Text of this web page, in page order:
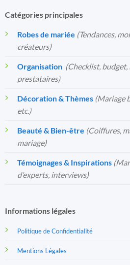
Catégories principales
Robes de mariée (Tendances,
créateurs)
Organisation️ (Checklist,
prestataires)
Décoration & Thèmes (Mariage
etc.)
Beauté & Bien-être (Coiffures,
mariage)
Témoignages & Inspirations
d’experts, interviews)
Informations légales
Politique de Confidentialité
Mentions Légales